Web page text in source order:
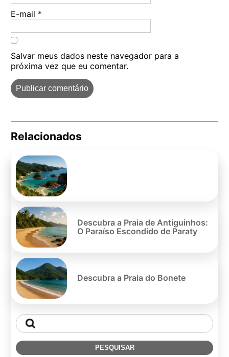
E-mail *
Salvar meus dados neste navegador para a
próxima vez que eu comentar.
Relacionados
Descubra a Praia de Antiguinhos:
O Paraíso Escondido de Paraty
Descubra a Praia do Bonete